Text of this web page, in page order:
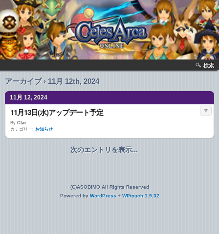
検索
アーカイブ › 11月 12th, 2024
11月 12, 2024
11月13日(水)アップデート予定
By Clar
カテゴリー: お知らせ
次のエントリを表示...
(C)ASOBIMO All Rights Reserved
Powered by WordPress + WPtouch 1.9.32